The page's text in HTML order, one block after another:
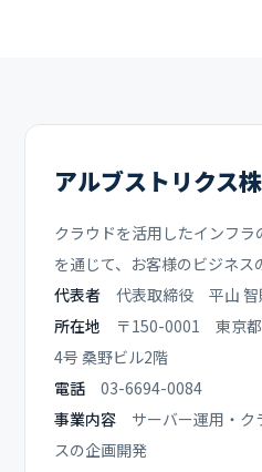
アルブストリクス
クラウドを活用したインフ
を通じて、お客様のビジネス
代表者 代表取締役 平山 智
所在地 〒150-0001 東京都
4号 桑野ビル2階
電話 03-6694-0084
事業内容 サーバー運用・ク
スの企画開発